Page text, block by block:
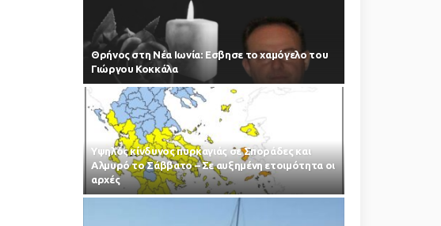
Θρήνος στη Νέα Ιωνία: Εσβησε το χαμόγελο του
Γιώργου Κοκκάλα
Υψηλός κίνδυνος πυρκαγιάς σε Σποράδες και
Αλμυρό το Σάββατο – Σε αυξημένη ετοιμότητα οι
αρχές